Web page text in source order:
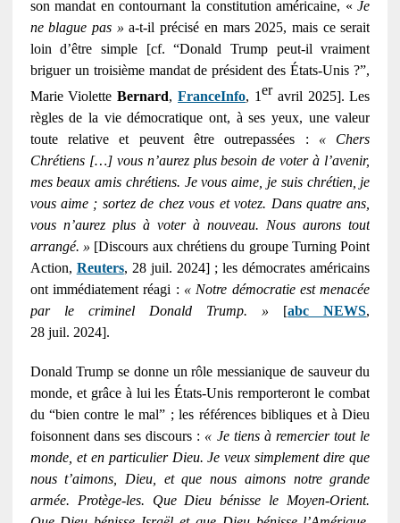
son mandat en contournant la constitution américaine, «Je
ne blague pas »a-t-il précisé en mars 2025, mais ce serait
loin d’être simple [cf. “Donald Trump peut-il vraiment
briguer un troisième mandat de président des États-Unis ?”,
Marie VioletteBernard,FranceInfo, 1er avril 2025]. Les
règles de la vie démocratique ont, à ses yeux, une valeur
toute relative et peuvent être outrepassées : « Chers
Chrétiens […] vous n’aurez plus besoin de voter à l’avenir,
mes beaux amis chrétiens. Je vous aime, je suis chrétien, je
vous aime ; sortez de chez vous et votez. Dans quatre ans,
vous n’aurez plus à voter à nouveau. Nous aurons tout
arrangé. » [Discours aux chrétiens du groupe Turning Point
Action, Reuters, 28 juil. 2024] ; les démocrates américains
ont immédiatement réagi : « Notre démocratie est menacée
par le criminel Donald Trump. » [abc NEWS,
28 juil. 2024].
Donald Trump se donne un rôle messianique de sauveur du
monde, et grâce à lui les États-Unis remporteront le combat
du “bien contre le mal” ; les références bibliques et à Dieu
foisonnent dans ses discours : « Je tiens à remercier tout le
monde, et en particulier Dieu. Je veux simplement dire que
nous t’aimons, Dieu, et que nous aimons notre grande
armée. Protège-les. Que Dieu bénisse le Moyen-Orient.